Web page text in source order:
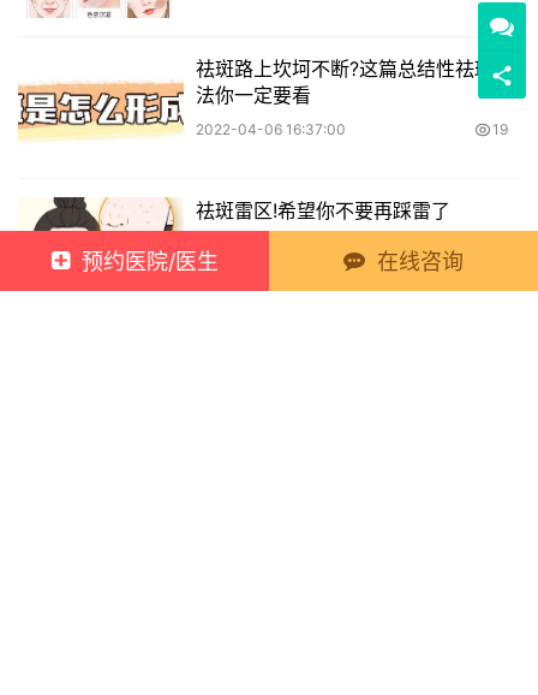
祛斑路上坎坷不断?这篇总结性祛斑方
法你一定要看
2022-04-06 16:37:00 19
祛斑雷区!希望你不要再踩雷了
预约医院/医生 在线咨询